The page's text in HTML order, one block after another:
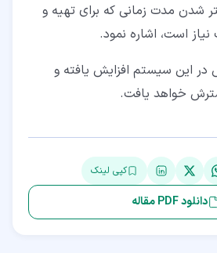
شدن مدت زمانی که برای تهیه و
است، اشاره نمود.
این سیستم افزایش یافته و
خواهد یافت.
کپی لینک
دانلود PDF مقاله